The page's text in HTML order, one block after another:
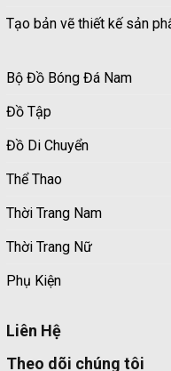
Tạo bản vẽ thiết kế sản
Bộ Đồ Bóng Đá Nam
Đồ Tập
Đồ Di Chuyển
Thể Thao
Thời Trang Nam
Thời Trang Nữ
Phụ Kiện
Liên Hệ
Theo dõi chúng tôi